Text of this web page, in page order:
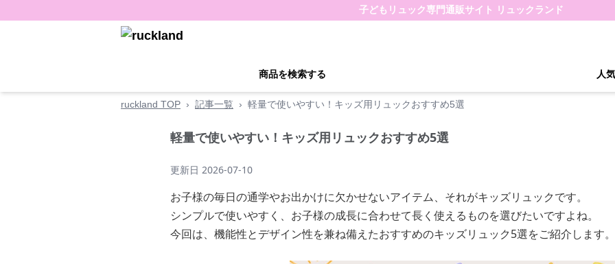
子どもリュック専門通販サイト リュックランド
商品を検索する 人
ruckland TOP › 記事一覧 › 軽量で使いやすい！キッズ用リュックおすすめ5選
軽量で使いやすい！キッズ用リュックおすすめ5選
更新日 2026-07-10
お子様の毎日の通学やお出かけに欠かせないアイテム、それがキッズリュックです。
シンプルで使いやすく、お子様の成長に合わせて長く使えるものを選びたいですよね。
今回は、機能性とデザイン性を兼ね備えたおすすめのキッズリュック5選をご紹介します。